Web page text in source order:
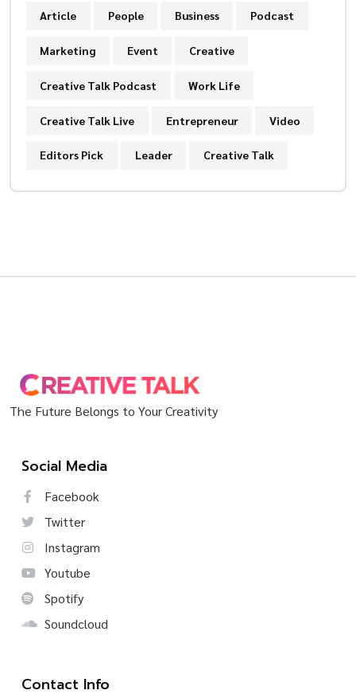
Article People Business Podcast
Marketing Event Creative
Creative Talk Podcast Work Life
Creative Talk Live Entrepreneur Video
Editors Pick Leader Creative Talk
The Future Belongs to Your Creativity
Social Media
Facebook
Twitter
Instagram
Youtube
Spotify
Soundcloud
Contact Info